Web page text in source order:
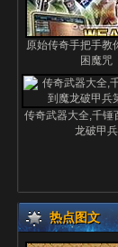
原始传奇手把手教
困魔咒
传奇武器大全,千锤
龙破甲兵
热点图文